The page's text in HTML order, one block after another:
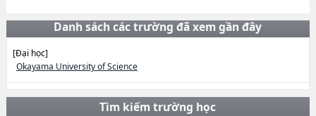
Danh sách các trường đã xem gần đây
[Đại học]
Okayama University of Science
Tìm kiếm trường học